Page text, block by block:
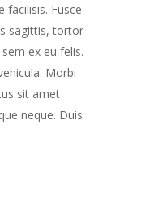
facilisis. Fusce
sagittis, tortor
ex eu felis.
Morbi
sit amet
neque. Duis